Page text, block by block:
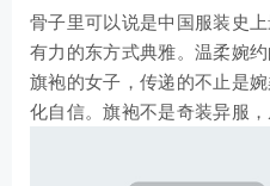
骨子里可以说是中国服装史
有力的东方式典雅。温柔婉
旗袍的女子，传递的不止是
化自信。旗袍不是奇装异服